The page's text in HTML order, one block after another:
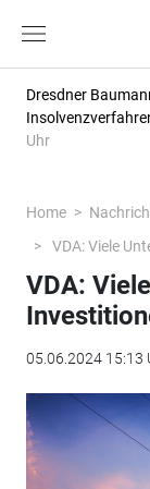
Dresdner
Uhr
Home
VDA: Viele
VDA:
05.06.2024 15:13